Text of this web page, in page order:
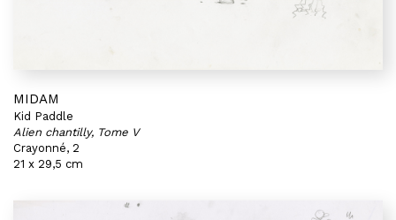
MIDAM
Kid Paddle
Alien chantilly, Tome V
Crayonné, 2
21 x 29,5 cm